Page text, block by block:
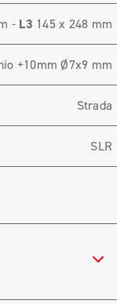
- L3 145 x 248 mm
+10mm Ø7x9 mm
Strada
SLR